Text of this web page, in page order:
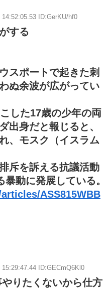
14:52:05.53 ID:GerKU/hf0
する
スポートで起きた刺
ぬ余波が広がってい
した17歳の少年の両
出身だと報じると、
、モスク（イスラム
斥を訴える抗議活動
動に発展している。
ASS815WBB
15:29:47.44 ID:GECmQ6Kl0
りたくないから仕方